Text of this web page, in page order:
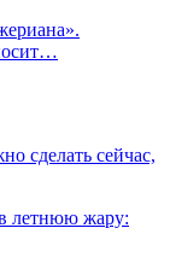
сделать сейчас,
летнюю жару: